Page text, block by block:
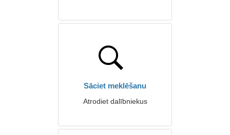
Sāciet meklēšanu
Atrodiet dalībniekus